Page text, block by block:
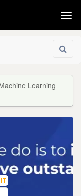
Learning